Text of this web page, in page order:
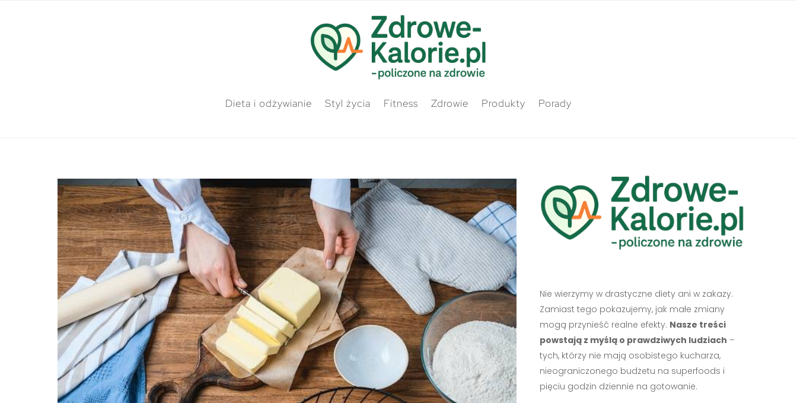
Dieta i odżywianie Styl życia Fitness Zdrowie Produkty Porady
Nie wierzymy w drastyczne diety ani w zakazy.
Zamiast tego pokazujemy, jak małe zmiany
mogą przynieść realne efekty. Nasze treści
powstają z myślą o prawdziwych ludziach –
tych, którzy nie mają osobistego kucharza,
nieograniczonego budżetu na superfoods i
pięciu godzin dziennie na gotowanie.